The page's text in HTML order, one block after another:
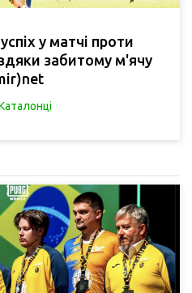
у матчі проти
забитому м'ячу